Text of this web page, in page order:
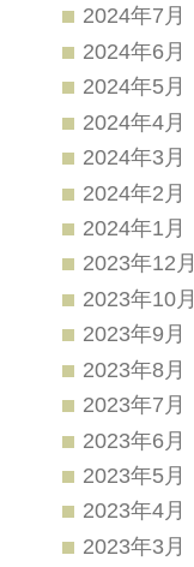
2024年7月
2024年6月
2024年5月
2024年4月
2024年3月
2024年2月
2024年1月
2023年12月
2023年10月
2023年9月
2023年8月
2023年7月
2023年6月
2023年5月
2023年4月
2023年3月